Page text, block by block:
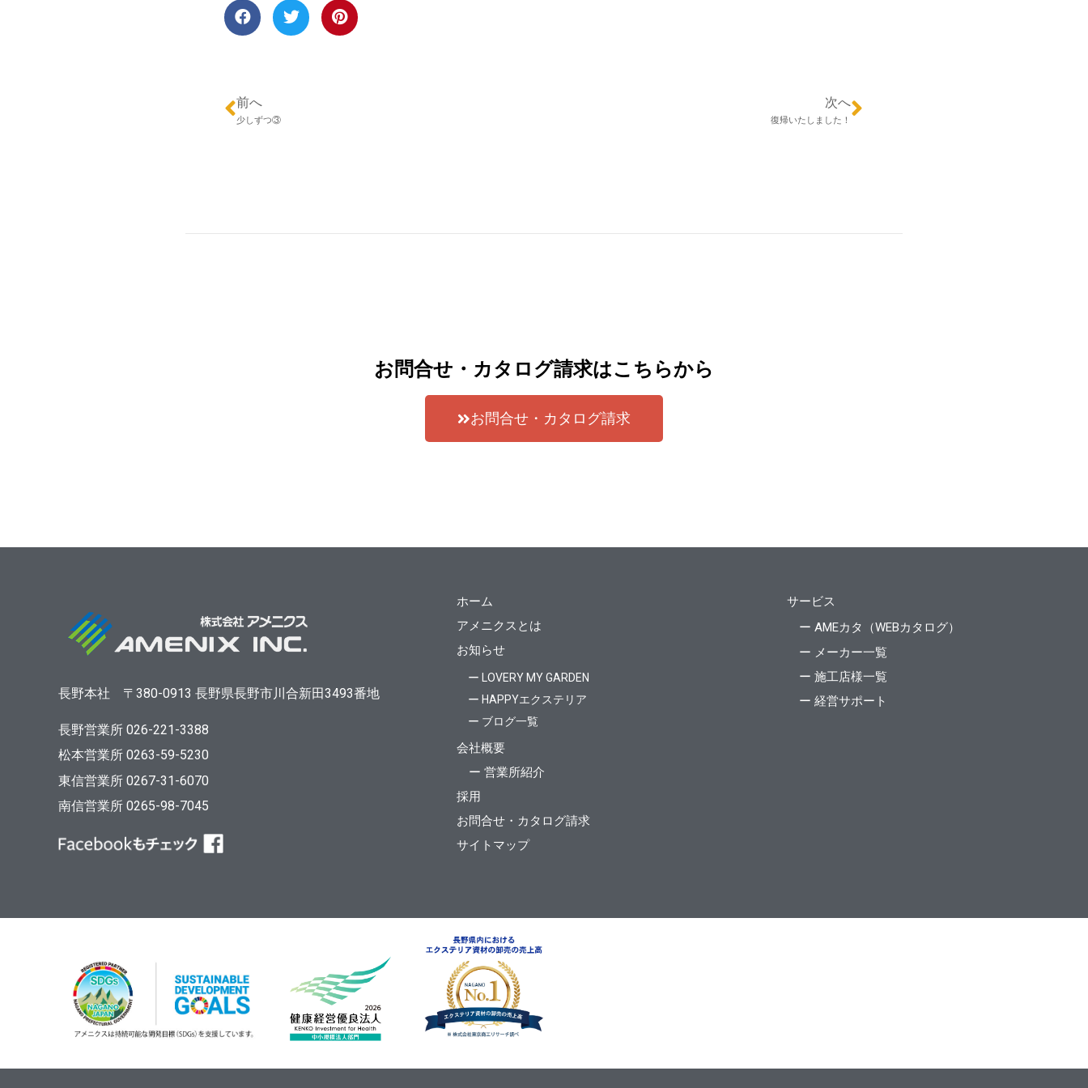
前へ
少しずつ③
次へ
復帰いたしました！
お問合せ・カタログ請求はこちらから
お問合せ・カタログ請求
長野本社 〒380-0913 長野県長野市川合新田3493番地
長野営業所 026-221-3388
松本営業所 0263-59-5230
東信営業所 0267-31-6070
南信営業所 0265-98-7045
ホーム
アメニクスとは
お知らせ
ー LOVERY MY GARDEN
ー HAPPYエクステリア
ー ブログ一覧
会社概要
ー 営業所紹介
採用
お問合せ・カタログ請求
サイトマップ
サービス
ー AMEカタ（WEBカタログ）
ー メーカー一覧
ー 施工店様一覧
ー 経営サポート